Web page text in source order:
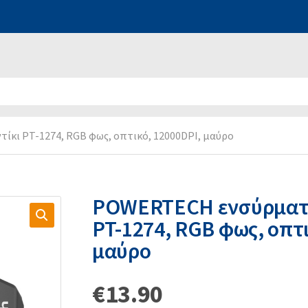
PT-1274, RGB φως, οπτικό, 12000DPI, μαύρο
POWERTECH
PT-1274, RGB φως,
μαύρο
€13.90